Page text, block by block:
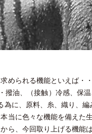
められる機能といえば・・
油、（接触）冷感、保
為に、原料、糸、織り、
当に色々な機能を備えた
ら、今回取り上げる機能